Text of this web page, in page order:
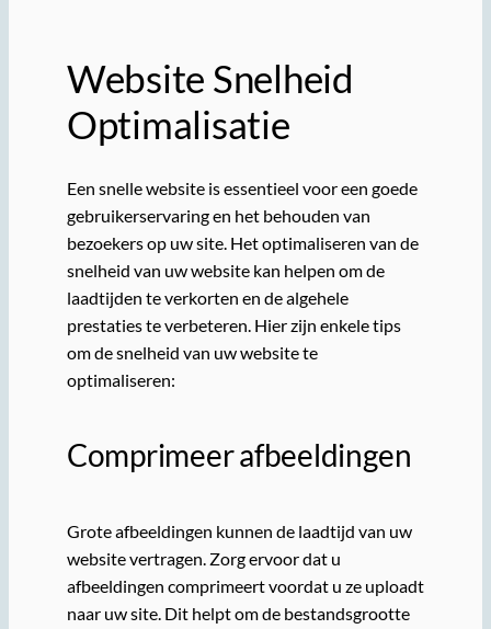
Website Snelheid
Optimalisatie
Een snelle website is essentieel voor een goede
gebruikerservaring en het behouden van
bezoekers op uw site. Het optimaliseren van de
snelheid van uw website kan helpen om de
laadtijden te verkorten en de algehele
prestaties te verbeteren. Hier zijn enkele tips
om de snelheid van uw website te
optimaliseren:
Comprimeer afbeeldingen
Grote afbeeldingen kunnen de laadtijd van uw
website vertragen. Zorg ervoor dat u
afbeeldingen comprimeert voordat u ze uploadt
naar uw site. Dit helpt om de bestandsgrootte